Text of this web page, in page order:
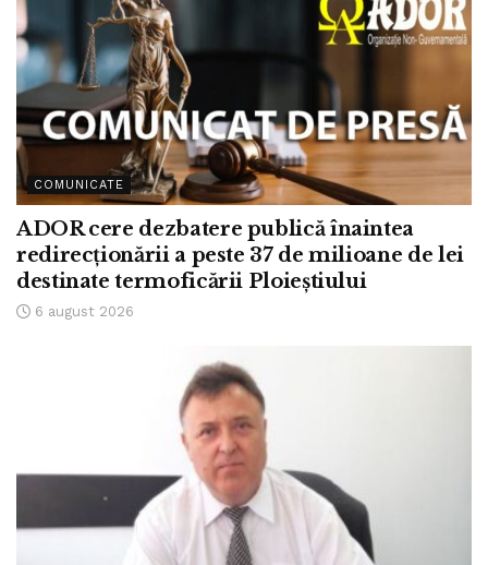
COMUNICATE
ADOR cere dezbatere publică înaintea
redirecționării a peste 37 de milioane de lei
destinate termoficării Ploieștiului
6 august 2026